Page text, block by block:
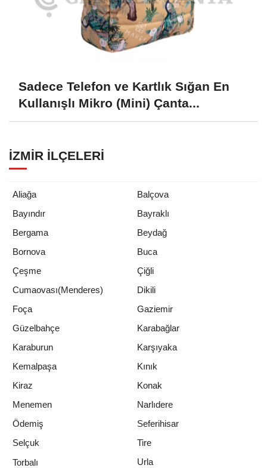
Sadece Telefon ve Kartlık Sığan En
Kullanışlı Mikro (Mini) Çanta...
İZMIR İLÇELERI
Aliağa
Balçova
Bayındır
Bayraklı
Bergama
Beydağ
Bornova
Buca
Çeşme
Çiğli
Cumaovası(Menderes)
Dikili
Foça
Gaziemir
Güzelbahçe
Karabağlar
Karaburun
Karşıyaka
Kemalpaşa
Kınık
Kiraz
Konak
Menemen
Narlıdere
Ödemiş
Seferihisar
Selçuk
Tire
Torbalı
Urla